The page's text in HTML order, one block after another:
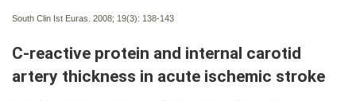
South Clin Ist Euras. 2008; 19(3): 138-143
C-reactive protein and internal carotid
artery thickness in acute ischemic stroke